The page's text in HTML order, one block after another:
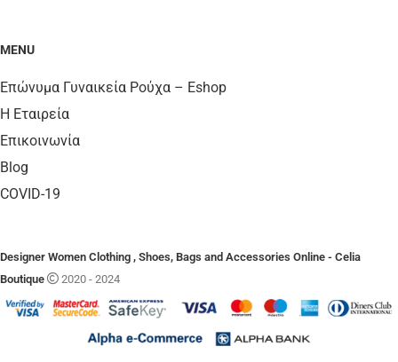
MENU
Επώνυμα Γυναικεία Ρούχα – Eshop
Η Εταιρεία
Επικοινωνία
Blog
COVID-19
Designer Women Clothing , Shoes, Bags and Accessories Online - Celia
Boutique
2020 - 2024